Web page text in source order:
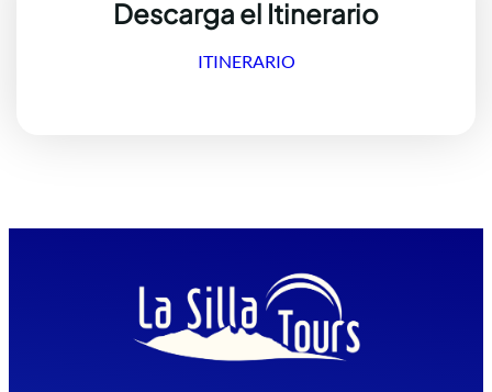
Descarga el Itinerario
ITINERARIO